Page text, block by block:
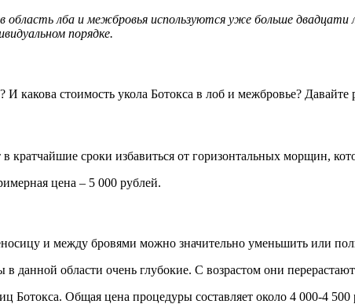
область лба и межбровья используются уже больше
порядке.
какова стоимость укола Ботокса в лоб и межбровье? Давайте
кратчайшие сроки избавиться от горизонтальных морщин,
цена – 5 000 рублей.
и между бровями можно значительно уменьшить или
данной области очень глубокие. С возрастом они
Ботокса. Общая цена процедуры составляет около 4 000-4 500